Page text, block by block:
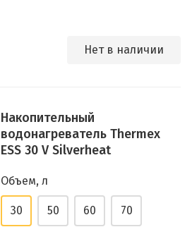
Нет в наличии
Накопительный
водонагреватель Thermex
ESS 30 V Silverheat
Объем, л
30 50 60 70